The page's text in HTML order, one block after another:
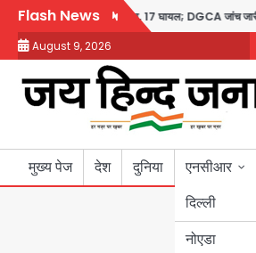
Skip
content
Flash News
का डोप टेस्ट पॉजिटिव, 17 घायल; DGCA जांच जारी
August 9, 2026
मुख्य पेज देश दुनिया
एनसीआर
दिल्ली
नोएडा